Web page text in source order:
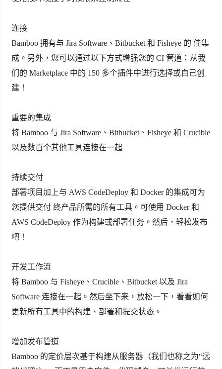
连接
Bamboo 拥有与 Jira Software、Bitbucket 和 Fisheye 的 佳集
成。另外，您可以通过以下方式增强您的 CI 管道：从我
们的 Marketplace 中的 150 多个插件中进行选择或自己创
建！
重要的集成
将 Bamboo 与 Jira Software、Bitbucket、Fisheye 和 Crucible
以及数百个其他工具连接在一起
持续交付
部署项目加上与 AWS CodeDeploy 和 Docker 的集成可为
您提供交付 终产品所需的所有工具。可使用 Docker 和
AWS CodeDeploy 作为构建或部署任务。然后，轻松发布
吧！
开发工作流
将 Bamboo 与 Fisheye、Crucible、Bitbucket 以及 Jira
Software 连接在一起。然后坐下来，放松一下，看看如何
更新所有工具中的构建、部署和提交状态。
增加发布管道
Bamboo 的定价层次基于构建从服务器（我们也称之为“远